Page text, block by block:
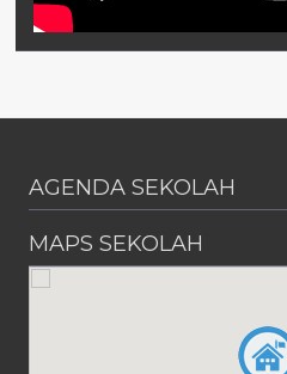
AGENDA SEKOLAH
MAPS SEKOLAH